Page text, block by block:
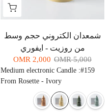
شمعدان الكتروني حجم وسط
من روزيت - ايفوري
5,000 OMR
2,000 OMR
#159
:
Medium electronic Candle
From Rosette - Ivory